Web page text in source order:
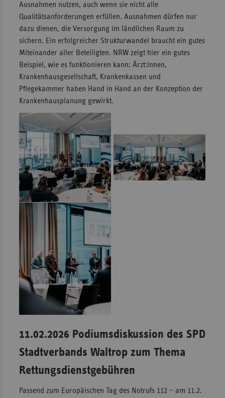
Ausnahmen nutzen, auch wenn sie nicht alle
Qualitätsanforderungen erfüllen. Ausnahmen dürfen nur
dazu dienen, die Versorgung im ländlichen Raum zu
sichern. Ein erfolgreicher Strukturwandel braucht ein gutes
Miteinander aller Beteiligten. NRW zeigt hier ein gutes
Beispiel, wie es funktionieren kann: Ärzt:innen,
Krankenhausgesellschaft, Krankenkassen und
Pflegekammer haben Hand in Hand an der Konzeption der
Krankenhausplanung gewirkt.
11.02.2026 Podiumsdiskussion des SPD
Stadtverbands Waltrop zum Thema
Rettungsdienstgebühren
Passend zum Europäischen Tag des Notrufs 112 – am 11.2.